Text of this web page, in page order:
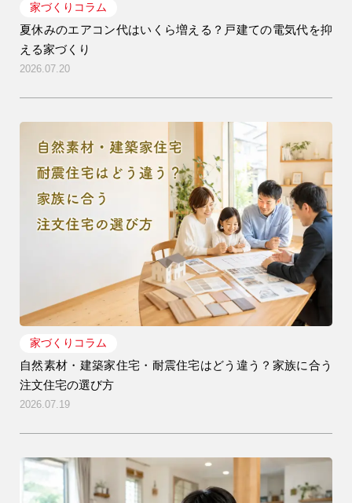
家づくりコラム
夏休みのエアコン代はいくら増える？戸建ての電気代を抑
える家づくり
2026.07.20
家づくりコラム
自然素材・建築家住宅・耐震住宅はどう違う？家族に合う
注文住宅の選び方
2026.07.19
（定休／水曜日）
注文住宅
0120-70-1212
リフォーム
0120-37-7611